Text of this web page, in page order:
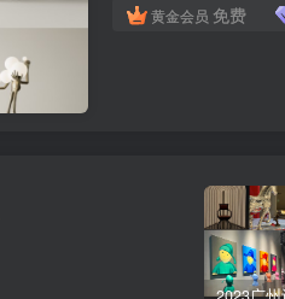
黄金会员 免费